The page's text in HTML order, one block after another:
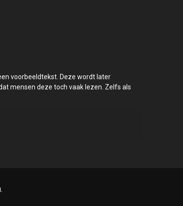
voorbeeldtekst. Deze wordt later
mensen deze toch vaak lezen. Zelfs als